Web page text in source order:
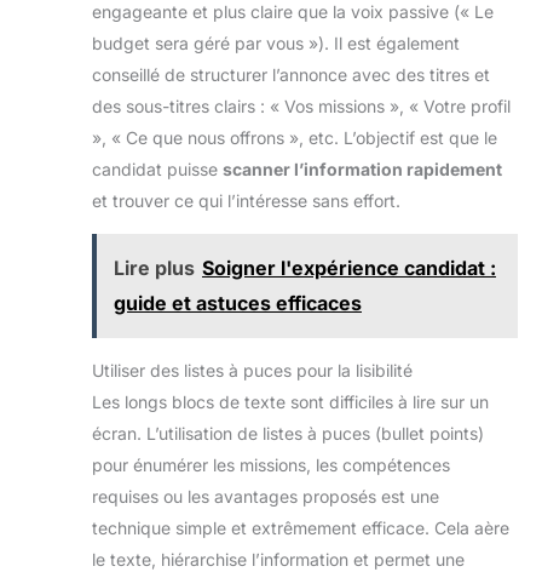
engageante et plus claire que la voix passive (« Le
budget sera géré par vous »). Il est également
conseillé de structurer l’annonce avec des titres et
des sous-titres clairs : « Vos missions », « Votre profil
», « Ce que nous offrons », etc. L’objectif est que le
candidat puisse scanner l’information rapidement
et trouver ce qui l’intéresse sans effort.
Lire plus Soigner l'expérience candidat :
guide et astuces efficaces
Utiliser des listes à puces pour la lisibilité
Les longs blocs de texte sont difficiles à lire sur un
écran. L’utilisation de listes à puces (bullet points)
pour énumérer les missions, les compétences
requises ou les avantages proposés est une
technique simple et extrêmement efficace. Cela aère
le texte, hiérarchise l’information et permet une